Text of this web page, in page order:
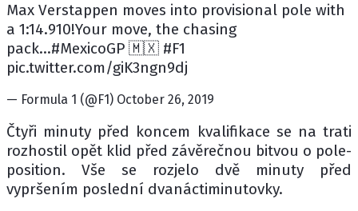
Max Verstappen moves into provisional pole with
a 1:14.910!Your move, the chasing
pack...#MexicoGP 🇲🇽 #F1
pic.twitter.com/giK3ngn9dj
— Formula 1 (@F1) October 26, 2019
Čtyři minuty před koncem kvalifikace se na trati
rozhostil opět klid před závěrečnou bitvou o pole-
position. Vše se rozjelo dvě minuty před
vypršením poslední dvanáctiminutovky.